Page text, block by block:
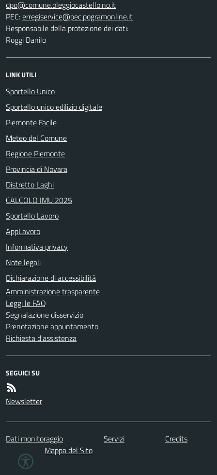
PEC:
Responsabile della protezione dei dati:
Roggi Danilo
LINK UTILI
Sportello Unico
Sportello unico edilizio digitale
Piemonte Facile
Meteo del Comune
Regione Piemonte
Provincia di Novara
Distretto Laghi
CALCOLO IMU 2025
Sportello Lavoro
AppLavoro
Informativa privacy
Note legali
Dichiarazione di accessibilità
Amministrazione trasparente
Leggi le FAQ
Segnalazione disservizio
Prenotazione appuntamento
Richiesta d'assistenza
SEGUICI SU
Newsletter
Dati monitoraggio Servizi
Credits
Mappa del Sito